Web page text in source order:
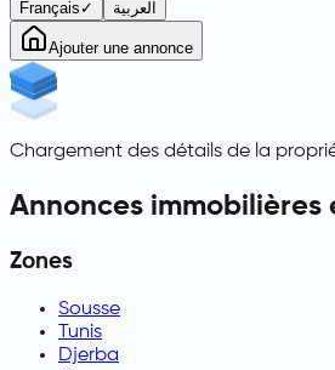
Français ✓ العربية
Ajouter une annonce
Chargement des détails de la
Annonces immobilières
Zones
Sousse
Tunis
Djerba